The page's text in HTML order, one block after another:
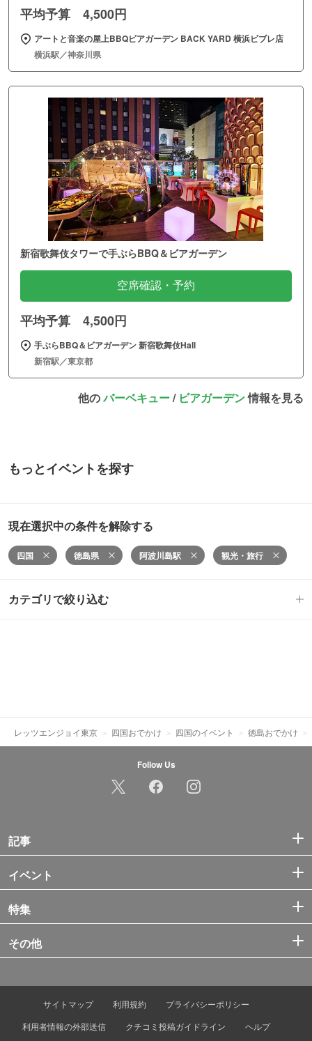
平均予算 4,500円
アートと音楽の屋上BBQビアガーデン BACK YARD 横浜ビブレ店
横浜駅／神奈川県
新宿歌舞伎タワーで手ぶらBBQ＆ビアガーデン
空席確認・予約
平均予算 4,500円
手ぶらBBQ＆ビアガーデン 新宿歌舞伎Hall
新宿駅／東京都
他のバーベキュー/ ビアガーデン情報を見る
もっとイベントを探す
現在選択中の条件を解除する
四国 徳島県 阿波川島駅 観光・旅行
カテゴリで絞り込む
レッツエンジョイ東京 四国おでかけ 四国のイベント 徳島おでかけ
Follow Us
記事
イベント
特集
その他
サイトマップ 利用規約
プライバシーポリシー
利用者情報の外部送信
クチコミ投稿ガイドライン ヘルプ